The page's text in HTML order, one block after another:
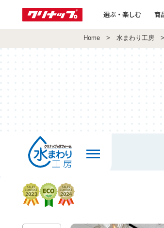
選ぶ・楽しむ 商
Home > 水まわり工房 >